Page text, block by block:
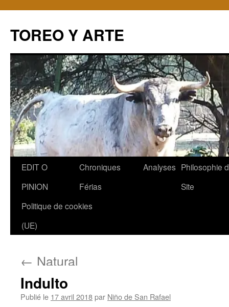
TOREO Y ARTE
Aller
contenu
EDIT O
PINION
Chroniques
Férias
Analyses Philosophie
Site
Politique de cookies
(UE)
← Natural
Indulto
Publié le 17 avril 2018par Niño de San Rafael